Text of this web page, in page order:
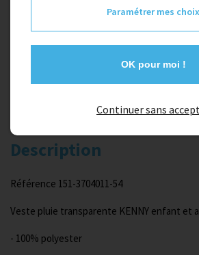
Description
Référence 151-3704011-54
Veste pluie transparente KENNY enfant et
- 100% polyester
Paramétrer mes choix
OK pour moi !
Continuer sans